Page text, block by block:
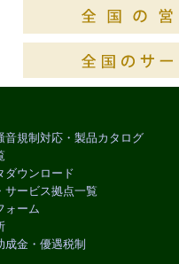
音規制対応・製品カタログ
ダウンロード
サービス拠点一覧
ォーム
成金・優遇税制